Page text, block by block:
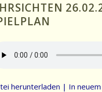
herunterladen | In